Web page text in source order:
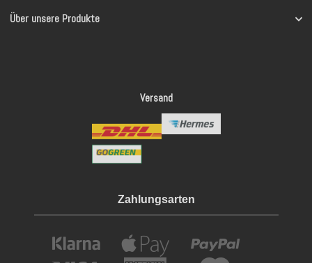
Über unsere Produkte
Versand
Zahlungsarten